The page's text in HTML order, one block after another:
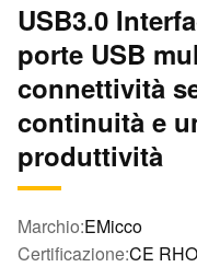
USB3.0
porte USB
connettività
continuità e
produttività
Marchio:EMicco
Certificazione:CE